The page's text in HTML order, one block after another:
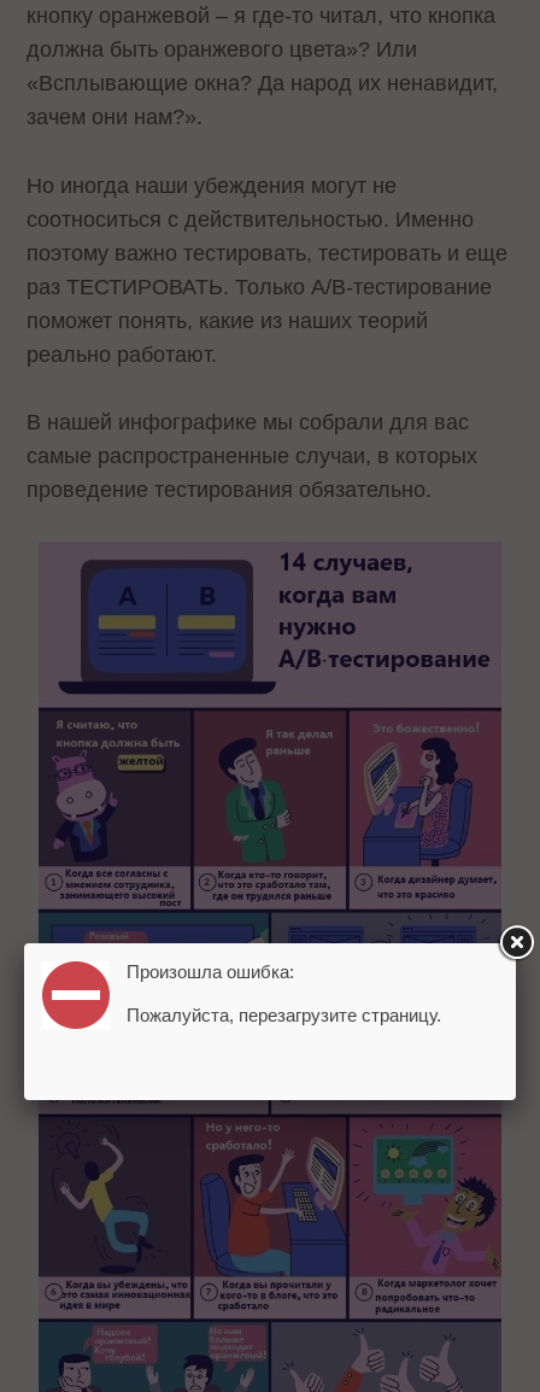
кнопку оранжевой – я где-то читал, что кнопка
должна быть оранжевого цвета»? Или
«Всплывающие окна? Да народ их ненавидит,
зачем они нам?».
Но иногда наши убеждения могут не
соотноситься с действительностью. Именно
поэтому важно тестировать, тестировать и еще
раз ТЕСТИРОВАТЬ. Только A/B-тестирование
поможет понять, какие из наших теорий
реально работают.
В нашей инфографике мы собрали для вас
самые распространенные случаи, в которых
проведение тестирования обязательно.
Произошла ошибка:
Пожалуйста, перезагрузите страницу.